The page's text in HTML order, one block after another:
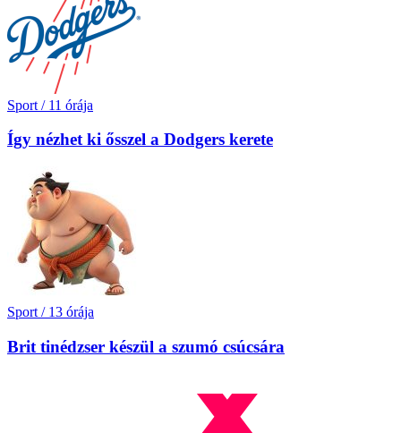
Sport / 11 órája
Így nézhet ki ősszel a Dodgers kerete
Sport / 13 órája
Brit tinédzser készül a szumó csúcsára